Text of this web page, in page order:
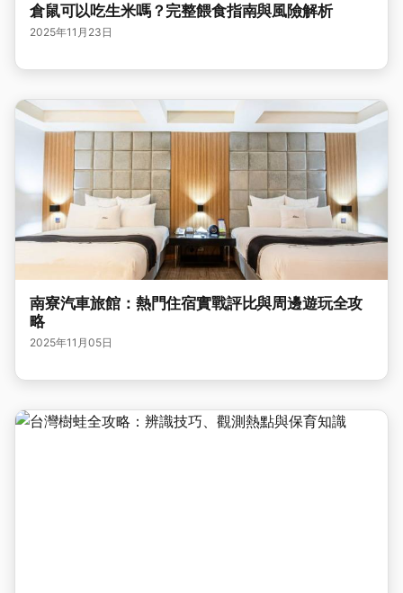
倉鼠可以吃生米嗎？完整餵食指南與風險解析
2025年11月23日
南寮汽車旅館：熱門住宿實戰評比與周邊遊玩全攻
略
2025年11月05日